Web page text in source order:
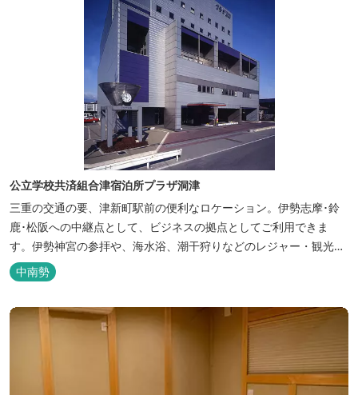
公立学校共済組合津宿泊所プラザ洞津
三重の交通の要、津新町駅前の便利なロケーション。伊勢志摩･鈴
鹿･松阪への中継点として、ビジネスの拠点としてご利用できま
す。伊勢神宮の参拝や、海水浴、潮干狩りなどのレジャー・観光に
も最適です。
中南勢